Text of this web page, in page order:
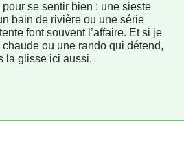
se sentir bien : une sieste
bain de rivière ou une série
font souvent l’affaire. Et si je
ou une rando qui détend,
la glisse ici aussi.